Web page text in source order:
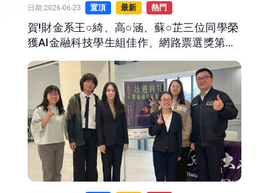
日期:2026-06-23 置頂 最新 熱門
賀!財金系王○綺、高○涵、蘇○芷三位同學榮
獲AI金融科技學生組佳作、網路票選獎第三
名!!!